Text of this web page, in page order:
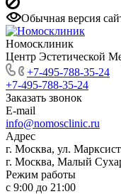
Обычная версия
Номосклиник
Центр Эстетической
+7-495-788-35-24
+7-495-788-35-24
Заказать звонок
E-mail
info@nomosclinic.ru
Адрес
г. Москва, ул.
г. Москва, Малый
Режим работы
с 9:00 до 21:00